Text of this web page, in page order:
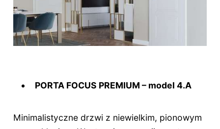
PORTA FOCUS PREMIUM – model 4.A
Minimalistyczne drzwi z niewielkim, pionowym